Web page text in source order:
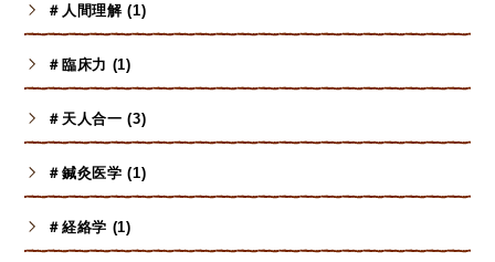
＃人間理解 (1)
＃臨床力 (1)
＃天人合一 (3)
＃鍼灸医学 (1)
＃経絡学 (1)